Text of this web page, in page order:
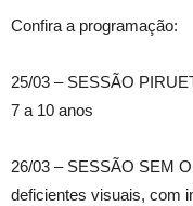
Confira a programação:
25/03 – SESSÃO
7 a 10 anos
26/03 – SESSÃO SEM
deficientes visuais, com